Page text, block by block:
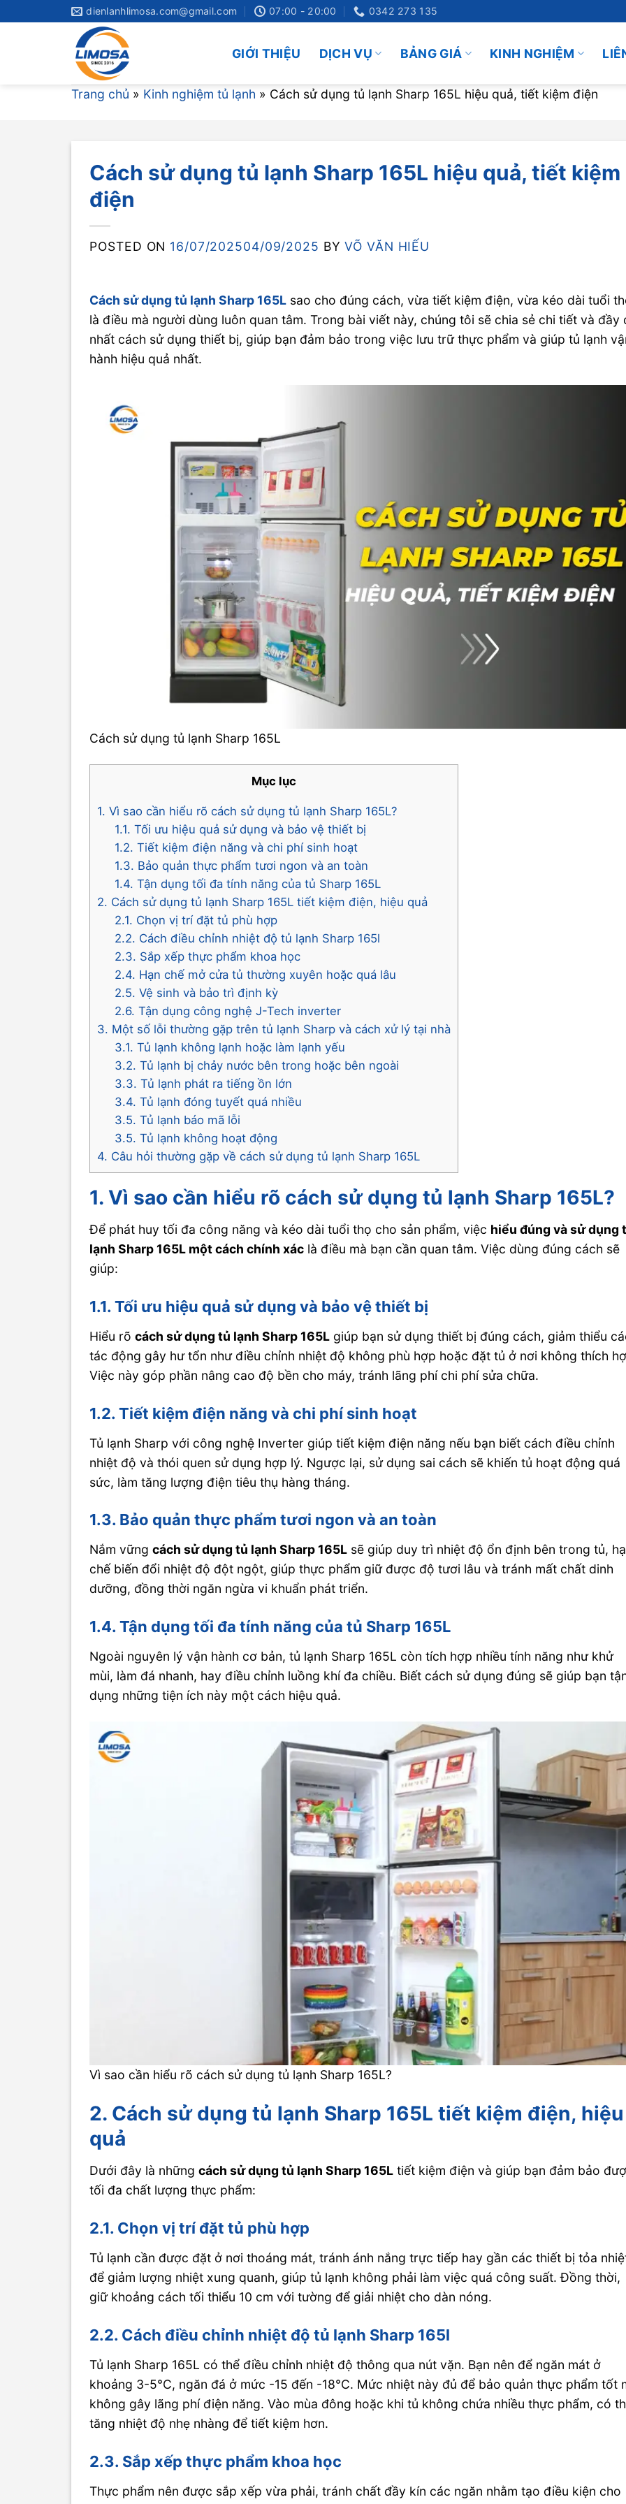
dienlanhlimosa.com@gmail.com 07:00 - 20:00 0342 273 135
GIỚI THIỆU DỊCH VỤ BẢNG GIÁ KINH NGHIỆM
Trang chủ » Kinh nghiệm tủ lạnh » Cách sử dụng tủ lạnh Sharp 165L hiệu quả, tiết kiệm điện
Cách sử dụng tủ lạnh Sharp 165L hiệu quả, tiết kiệm
điện
POSTED ON 16/07/202504/09/2025 BYVÕ VĂN HIẾU
Cách sử dụng tủ lạnh Sharp 165L sao cho đúng cách, vừa tiết kiệm điện, vừa kéo dài tuổi
là điều mà người dùng luôn quan tâm. Trong bài viết này, chúng tôi sẽ chia sẻ chi tiết và đầy
nhất cách sử dụng thiết bị, giúp bạn đảm bảo trong việc lưu trữ thực phẩm và giúp tủ lạnh
hành hiệu quả nhất.
Cách sử dụng tủ lạnh Sharp 165L
Mục lục
1. Vì sao cần hiểu rõ cách sử dụng tủ lạnh Sharp 165L?
1.1. Tối ưu hiệu quả sử dụng và bảo vệ thiết bị
1.2. Tiết kiệm điện năng và chi phí sinh hoạt
1.3. Bảo quản thực phẩm tươi ngon và an toàn
1.4. Tận dụng tối đa tính năng của tủ Sharp 165L
2. Cách sử dụng tủ lạnh Sharp 165L tiết kiệm điện, hiệu quả
2.1. Chọn vị trí đặt tủ phù hợp
2.2. Cách điều chỉnh nhiệt độ tủ lạnh Sharp 165l
2.3. Sắp xếp thực phẩm khoa học
2.4. Hạn chế mở cửa tủ thường xuyên hoặc quá lâu
2.5. Vệ sinh và bảo trì định kỳ
2.6. Tận dụng công nghệ J-Tech inverter
3. Một số lỗi thường gặp trên tủ lạnh Sharp và cách xử lý tại nhà
3.1. Tủ lạnh không lạnh hoặc làm lạnh yếu
3.2. Tủ lạnh bị chảy nước bên trong hoặc bên ngoài
3.3. Tủ lạnh phát ra tiếng ồn lớn
3.4. Tủ lạnh đóng tuyết quá nhiều
3.5. Tủ lạnh báo mã lỗi
3.5. Tủ lạnh không hoạt động
4. Câu hỏi thường gặp về cách sử dụng tủ lạnh Sharp 165L
1. Vì sao cần hiểu rõ cách sử dụng tủ lạnh Sharp 165L?
Để phát huy tối đa công năng và kéo dài tuổi thọ cho sản phẩm, việc hiểu đúng và sử dụng
lạnh Sharp 165L một cách chính xác là điều mà bạn cần quan tâm. Việc dùng đúng cách sẽ
giúp:
1.1. Tối ưu hiệu quả sử dụng và bảo vệ thiết bị
Hiểu rõcách sử dụng tủ lạnh Sharp 165L giúp bạn sử dụng thiết bị đúng cách, giảm thiểu
tác động gây hư tổn như điều chỉnh nhiệt độ không phù hợp hoặc đặt tủ ở nơi không thích
Việc này góp phần nâng cao độ bền cho máy, tránh lãng phí chi phí sửa chữa.
1.2. Tiết kiệm điện năng và chi phí sinh hoạt
Tủ lạnh Sharp với công nghệ Inverter giúp tiết kiệm điện năng nếu bạn biết cách điều chỉnh
nhiệt độ và thói quen sử dụng hợp lý. Ngược lại, sử dụng sai cách sẽ khiến tủ hoạt động quá
sức, làm tăng lượng điện tiêu thụ hàng tháng.
1.3. Bảo quản thực phẩm tươi ngon và an toàn
Nắm vữngcách sử dụng tủ lạnh Sharp 165L sẽ giúp duy trì nhiệt độ ổn định bên trong tủ,
chế biến đổi nhiệt độ đột ngột, giúp thực phẩm giữ được độ tươi lâu và tránh mất chất dinh
dưỡng, đồng thời ngăn ngừa vi khuẩn phát triển.
1.4. Tận dụng tối đa tính năng của tủ Sharp 165L
Ngoài nguyên lý vận hành cơ bản, tủ lạnh Sharp 165L còn tích hợp nhiều tính năng như khử
mùi, làm đá nhanh, hay điều chỉnh luồng khí đa chiều. Biết cách sử dụng đúng sẽ giúp bạn
dụng những tiện ích này một cách hiệu quả.
Vì sao cần hiểu rõ cách sử dụng tủ lạnh Sharp 165L?
2. Cách sử dụng tủ lạnh Sharp 165L tiết kiệm điện, hiệu
quả
Dưới đây là nhữngcách sử dụng tủ lạnh Sharp 165L tiết kiệm điện và giúp bạn đảm bảo
tối đa chất lượng thực phẩm:
2.1. Chọn vị trí đặt tủ phù hợp
Tủ lạnh cần được đặt ở nơi thoáng mát, tránh ánh nắng trực tiếp hay gần các thiết bị tỏa
để giảm lượng nhiệt xung quanh, giúp tủ lạnh không phải làm việc quá công suất. Đồng thời,
giữ khoảng cách tối thiểu 10 cm với tường để giải nhiệt cho dàn nóng.
2.2. Cách điều chỉnh nhiệt độ tủ lạnh Sharp 165l
Tủ lạnh Sharp 165L có thể điều chỉnh nhiệt độ thông qua nút vặn. Bạn nên để ngăn mát ở
khoảng 3-5°C, ngăn đá ở mức -15 đến -18°C. Mức nhiệt này đủ để bảo quản thực phẩm tốt
không gây lãng phí điện năng. Vào mùa đông hoặc khi tủ không chứa nhiều thực phẩm, có
tăng nhiệt độ nhẹ nhàng để tiết kiệm hơn.
2.3. Sắp xếp thực phẩm khoa học
Thực phẩm nên được sắp xếp vừa phải, tránh chất đầy kín các ngăn nhằm tạo điều kiện cho